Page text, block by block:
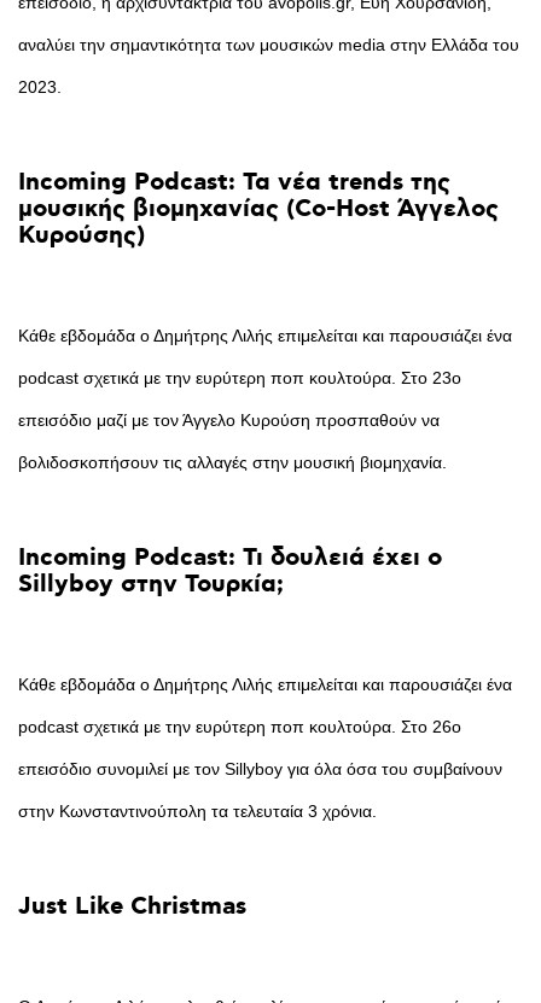
αναλύει την σημαντικότητα των μουσικών media στην Ελλάδα του
2023.
Incoming Podcast: Τα νέα trends της
μουσικής βιομηχανίας (Co-Host Άγγελος
Κυρούσης)
Κάθε εβδομάδα ο Δημήτρης Λιλής επιμελείται και παρουσιάζει ένα
podcast σχετικά με την ευρύτερη ποπ κουλτούρα. Στο 23ο
επεισόδιο μαζί με τον Άγγελο Κυρούση προσπαθούν να
βολιδοσκοπήσουν τις αλλαγές στην μουσική βιομηχανία.
Incoming Podcast: Τι δουλειά έχει ο
Sillyboy στην Τουρκία;
Κάθε εβδομάδα ο Δημήτρης Λιλής επιμελείται και παρουσιάζει ένα
podcast σχετικά με την ευρύτερη ποπ κουλτούρα. Στο 26ο
επεισόδιο συνομιλεί με τον Sillyboy για όλα όσα του συμβαίνουν
στην Κωνσταντινούπολη τα τελευταία 3 χρόνια.
Just Like Christmas